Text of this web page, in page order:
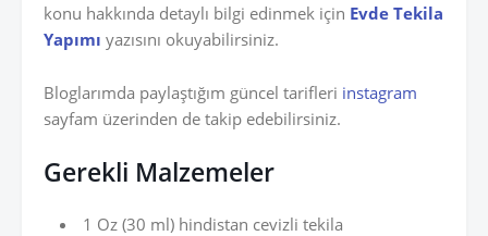
konu hakkında detaylı bilgi edinmek için Evde Tekila
Yapımı yazısını okuyabilirsiniz.
Bloglarımda paylaştığım güncel tarifleri instagram
sayfam üzerinden de takip edebilirsiniz.
Gerekli Malzemeler
1 Oz (30 ml) hindistan cevizli tekila